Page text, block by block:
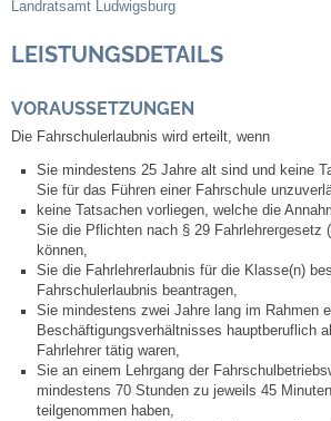
Fahrplanauskünfte
Abfall-Infos
Bildergalerie
Rund um den Wein
Schlepper / Traktor
Rathaus
Aktuelles
Landratsamt Ludwigsburg
LEISTUNGSDETAILS
VORAUSSETZUNGEN
Die Fahrschulerlaubnis wird erteilt, wenn
Sie mindestens 25 Jahre alt sind und keine
Sie für das Führen einer Fahrschule
keine Tatsachen vorliegen, welche die
Sie die Pflichten nach § 29 Fahrlehrergesetz
können,
Sie die Fahrlehrerlaubnis für die Klasse(n)
Fahrschulerlaubnis beantragen,
Sie mindestens zwei Jahre lang im Rahmen
Beschäftigungsverhältnisses hauptberuflich
Fahrlehrer tätig waren,
Sie an einem Lehrgang der
mindestens 70 Stunden zu jeweils 45
teilgenommen haben,